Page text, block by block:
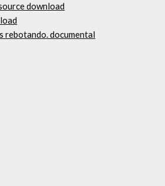
download
rebotando. documental